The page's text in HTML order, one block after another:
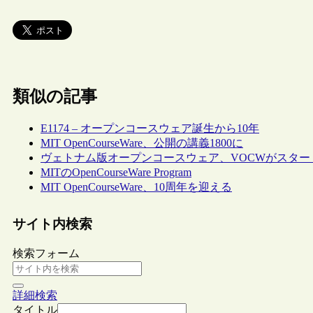
類似の記事
E1174 – オープンコースウェア誕生から10年
MIT OpenCourseWare、公開の講義1800に
ヴェトナム版オープンコースウェア、VOCWがスター
MITのOpenCourseWare Program
MIT OpenCourseWare、10周年を迎える
サイト内検索
検索フォーム
詳細検索
タイトル